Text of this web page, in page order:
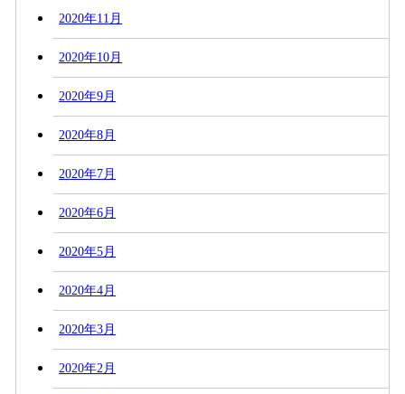
2020年11月
2020年10月
2020年9月
2020年8月
2020年7月
2020年6月
2020年5月
2020年4月
2020年3月
2020年2月